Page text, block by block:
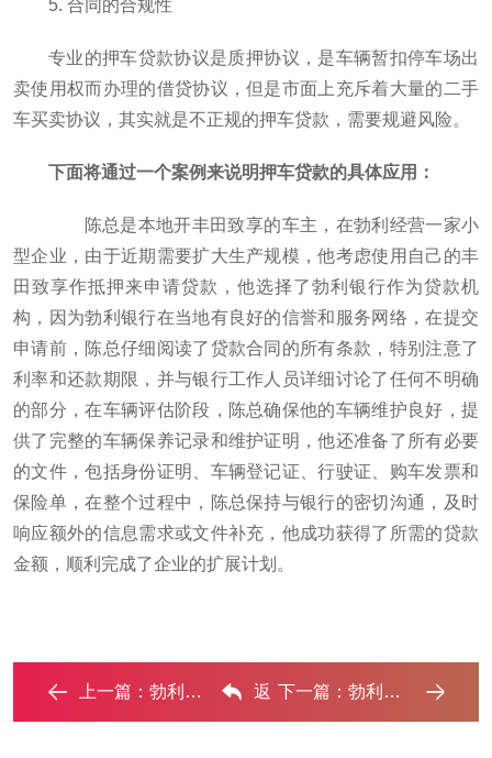
5. 合同的合规性
专业的押车贷款协议是质押协议，是车辆暂扣停车场出
卖使用权而办理的借贷协议，但是市面上充斥着大量的二手
车买卖协议，其实就是不正规的押车贷款，需要规避风险。
下面将通过一个案例来说明押车贷款的具体应用：
陈总是本地开丰田致享的车主，在勃利经营一家小
型企业，由于近期需要扩大生产规模，他考虑使用自己的丰
田致享作抵押来申请贷款，他选择了勃利银行作为贷款机
构，因为勃利银行在当地有良好的信誉和服务网络，在提交
申请前，陈总仔细阅读了贷款合同的所有条款，特别注意了
利率和还款期限，并与银行工作人员详细讨论了任何不明确
的部分，在车辆评估阶段，陈总确保他的车辆维护良好，提
供了完整的车辆保养记录和维护证明，他还准备了所有必要
的文件，包括身份证明、车辆登记证、行驶证、购车发票和
保险单，在整个过程中，陈总保持与银行的密切沟通，及时
响应额外的信息需求或文件补充，他成功获得了所需的贷款
金额，顺利完成了企业的扩展计划。
上一篇： 勃利车抵贷如何办理押车和不押车?‌ 返 下一篇：勃利押车贷款不是本人可以么?‌